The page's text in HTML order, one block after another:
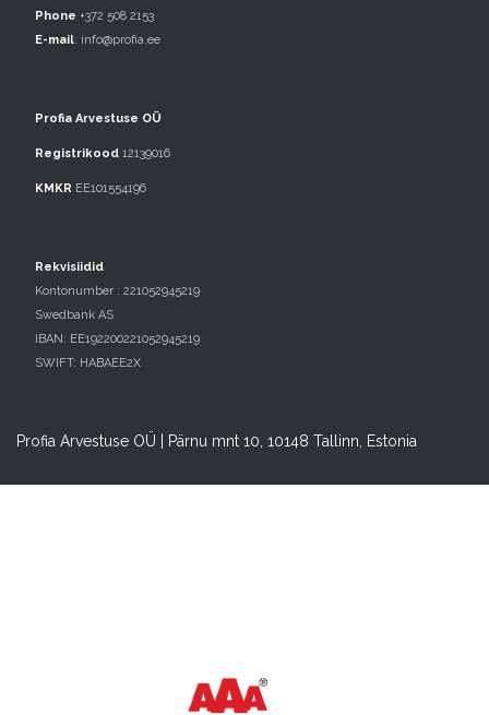
Phone +372 508 2153
E-mail: info@profia.ee
Profia Arvestuse OÜ
Registrikood 12139016
KMKR EE101554196
Rekvisiidid
Kontonumber : 221052945219
Swedbank AS
IBAN: EE192200221052945219
SWIFT: HABAEE2X
Profia Arvestuse OÜ | Pärnu mnt 10, 10148 Tallinn, Estonia